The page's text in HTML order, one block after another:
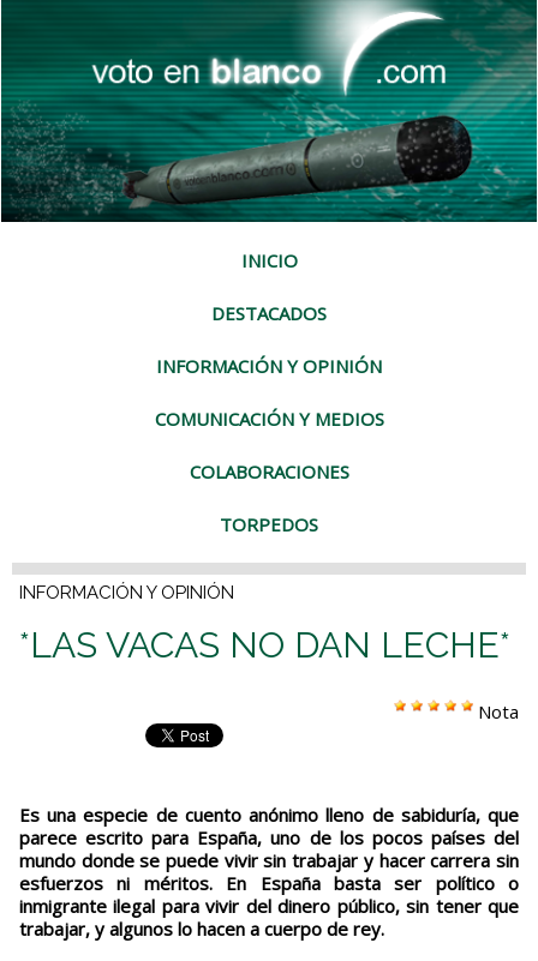
INICIO
DESTACADOS
INFORMACIÓN Y OPINIÓN
COMUNICACIÓN Y MEDIOS
COLABORACIONES
TORPEDOS
INFORMACIÓN Y OPINIÓN
*LAS VACAS NO DAN LECHE*
Nota
Es una especie de cuento anónimo lleno de sabiduría, que
parece escrito para España, uno de los pocos países del
mundo donde se puede vivir sin trabajar y hacer carrera sin
esfuerzos ni méritos. En España basta ser político o
inmigrante ilegal para vivir del dinero público, sin tener que
trabajar, y algunos lo hacen a cuerpo de rey.